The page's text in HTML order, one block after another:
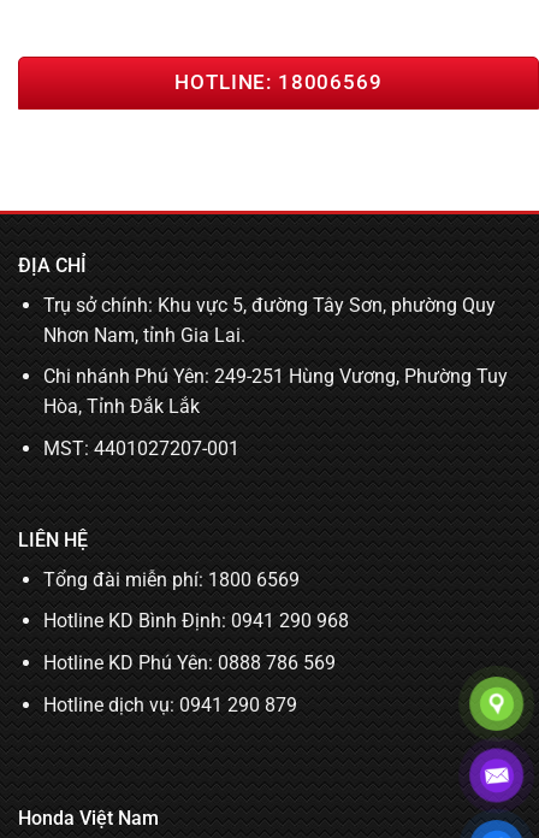
HOTLINE: 18006569
ĐỊA CHỈ
Trụ sở chính: Khu vực 5, đường Tây Sơn, phường Quy
Nhơn Nam, tỉnh Gia Lai.
Chi nhánh Phú Yên: 249-251 Hùng Vương, Phường Tuy
Hòa, Tỉnh Đắk Lắk
MST: 4401027207-001
LIÊN HỆ
Tổng đài miễn phí: 1800 6569
Hotline KD Bình Định:0941 290 968
Hotline KD Phú Yên:0888 786 569
Hotline dịch vụ: 0941 290 879
Honda Việt Nam